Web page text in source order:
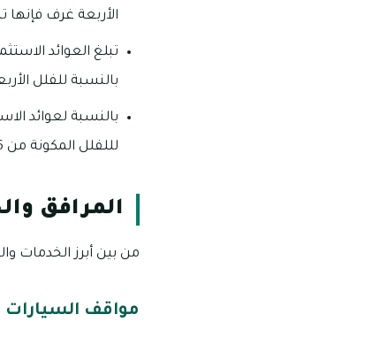
الأربعة غرف فإنها تبدأ من 3.1 ملايين وتصل
بالنسبة للفلل
لللفلل المكونة من 6 غرف فإنها تبلغ 4.8%.
المرافق
من بين أبرز الخدمات
مواقف